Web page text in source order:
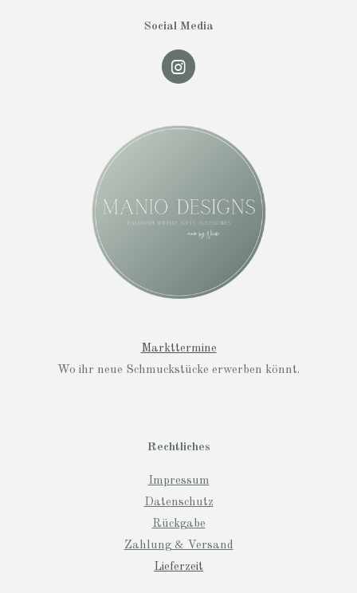
Social Media
I
n
a
Markttermine
Wo ihr neue Schmuckstücke erwerben könnt.
Rechtliches
Impressum
Datenschutz
Rückgabe
Zahlung & Versand
Lieferzeit